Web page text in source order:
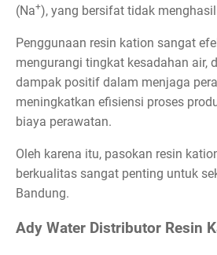
(Na+), yang bersifat tidak
Penggunaan resin kation sangat
mengurangi tingkat kesadahan air,
dampak positif dalam menjaga
meningkatkan efisiensi proses
biaya perawatan.
Oleh karena itu, pasokan resin
berkualitas sangat penting untuk
Bandung.
Ady Water Distributor Resin